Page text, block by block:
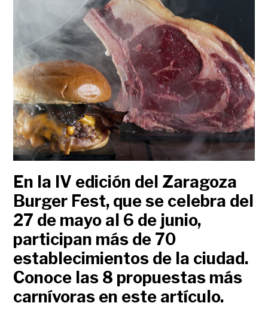
En la IV edición del Zaragoza
Burger Fest, que se celebra del
27 de mayo al 6 de junio,
participan más de 70
establecimientos de la ciudad.
Conoce las 8 propuestas más
carnívoras en este artículo.